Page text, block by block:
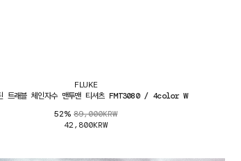
FLUKE
트래블 체인자수 맨투맨 티셔츠 FMT3080 / 4color W
52% 89,000KRW
42,800KRW